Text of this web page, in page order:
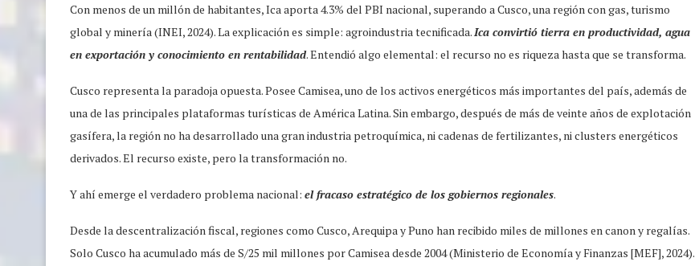
Con menos de un millón de habitantes, Ica aporta 4.3% del PBI nacional, superando a Cusco, una región con gas, turismo
global y minería (INEI, 2024). La explicación es simple: agroindustria tecnificada. Ica convirtió tierra en productividad, agua
en exportación y conocimiento en rentabilidad. Entendió algo elemental: el recurso no es riqueza hasta que se transforma.
Cusco representa la paradoja opuesta. Posee Camisea, uno de los activos energéticos más importantes del país, además de
una de las principales plataformas turísticas de América Latina. Sin embargo, después de más de veinte años de explotación
gasífera, la región no ha desarrollado una gran industria petroquímica, ni cadenas de fertilizantes, ni clusters energéticos
derivados. El recurso existe, pero la transformación no.
Y ahí emerge el verdadero problema nacional: el fracaso estratégico de los gobiernos regionales.
Desde la descentralización fiscal, regiones como Cusco, Arequipa y Puno han recibido miles de millones en canon y regalías.
Solo Cusco ha acumulado más de S/25 mil millones por Camisea desde 2004 (Ministerio de Economía y Finanzas [MEF], 2024).